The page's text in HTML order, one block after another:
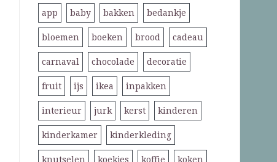
app baby bakken bedankje
bloemen boeken brood cadeau
carnaval chocolade decoratie
fruit ijs ikea inpakken
interieur jurk kerst kinderen
kinderkamer kinderkleding
knutselen koekjes koffie koken